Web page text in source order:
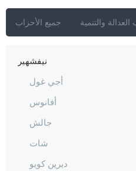
جميع الأحزاب والتنمية
موش
نيفشهير
أجي غول
أفانوس
جالش
شات
ديرين كويو